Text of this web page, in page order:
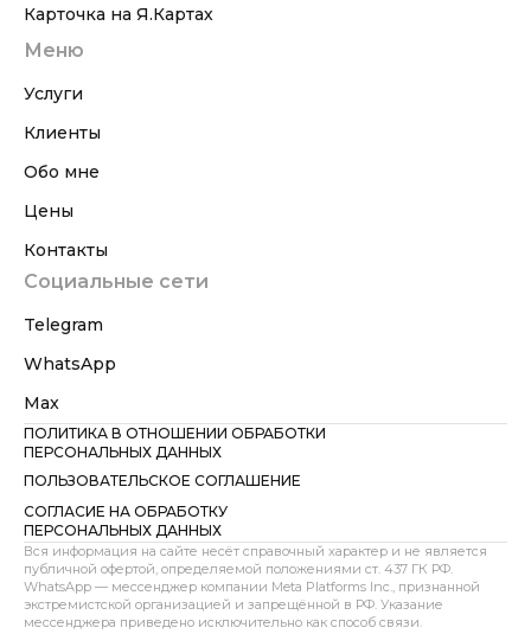
Карточка на Я.Картах
Меню
Услуги
Клиенты
Обо мне
Цены
Контакты
Социальные сети
Telegram
WhatsApp
Max
ПОЛИТИКА В ОТНОШЕНИИ ОБРАБОТКИ
ПЕРСОНАЛЬНЫХ ДАННЫХ
ПОЛЬЗОВАТЕЛЬСКОЕ СОГЛАШЕНИЕ
СОГЛАСИЕ НА ОБРАБОТКУ
ПЕРСОНАЛЬНЫХ ДАННЫХ
Вся информация на сайте несёт справочный характер и не является
публичной офертой, определяемой положениями ст. 437 ГК РФ.
WhatsApp — мессенджер компании Meta Platforms Inc., признанной
экстремистской организацией и запрещённой в РФ. Указание
мессенджера приведено исключительно как способ связи.